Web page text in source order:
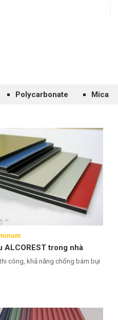
Polycarbonate Mica
ALCOREST trong nhà
công, khả năng chống bám bụi